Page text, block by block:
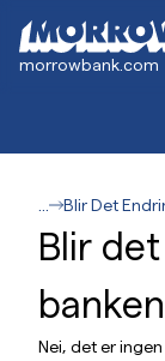
hovedinnhold
morrowbank.com
Blir Det
Blir
Nei, det er